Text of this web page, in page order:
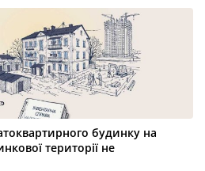
будинку на
території не